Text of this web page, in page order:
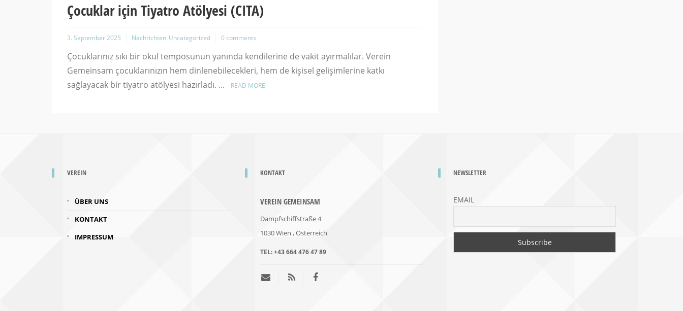
Çocuklar için Tiyatro Atölyesi (CITA)
3. September 2025 Nachrichten Uncategorized 0 comments
Çocuklarınız sıkı bir okul temposunun yanında kendilerine de vakit ayırmalılar. Verein
Gemeinsam çocuklarınızın hem dinlenebilecekleri, hem de kişisel gelişimlerine katkı
sağlayacak bir tiyatro atölyesi hazırladı. ...
READ MORE
VEREIN
ÜBER UNS
KONTAKT
IMPRESSUM
KONTAKT
VEREIN GEMEINSAM
Dampfschiffstraße 4
1030 Wien , Österreich
TEL:+43 664 476 47 89
NEWSLETTER
EMAIL